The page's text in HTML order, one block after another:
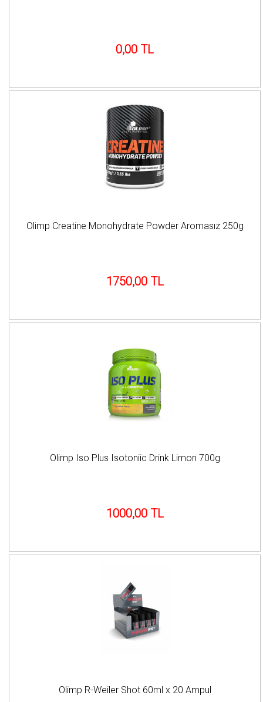
0,00 TL
Olimp Creatine Monohydrate Powder Aromasız 250g
1750,00 TL
Olimp Iso Plus Isotoniic Drink Limon 700g
1000,00 TL
Olimp R-Weiler Shot 60ml x 20 Ampul